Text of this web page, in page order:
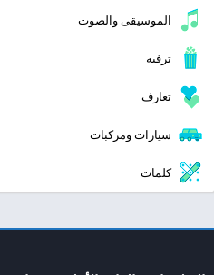
الموسيقى والصوت
ترفيه
تعارف
سيارات ومركبات
كلمات